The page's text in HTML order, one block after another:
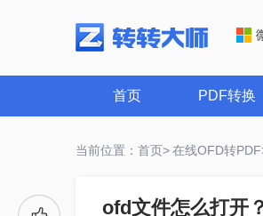
首页 PDF转换
当前位置：首页> 在线OFD转
ofd文件怎么打开